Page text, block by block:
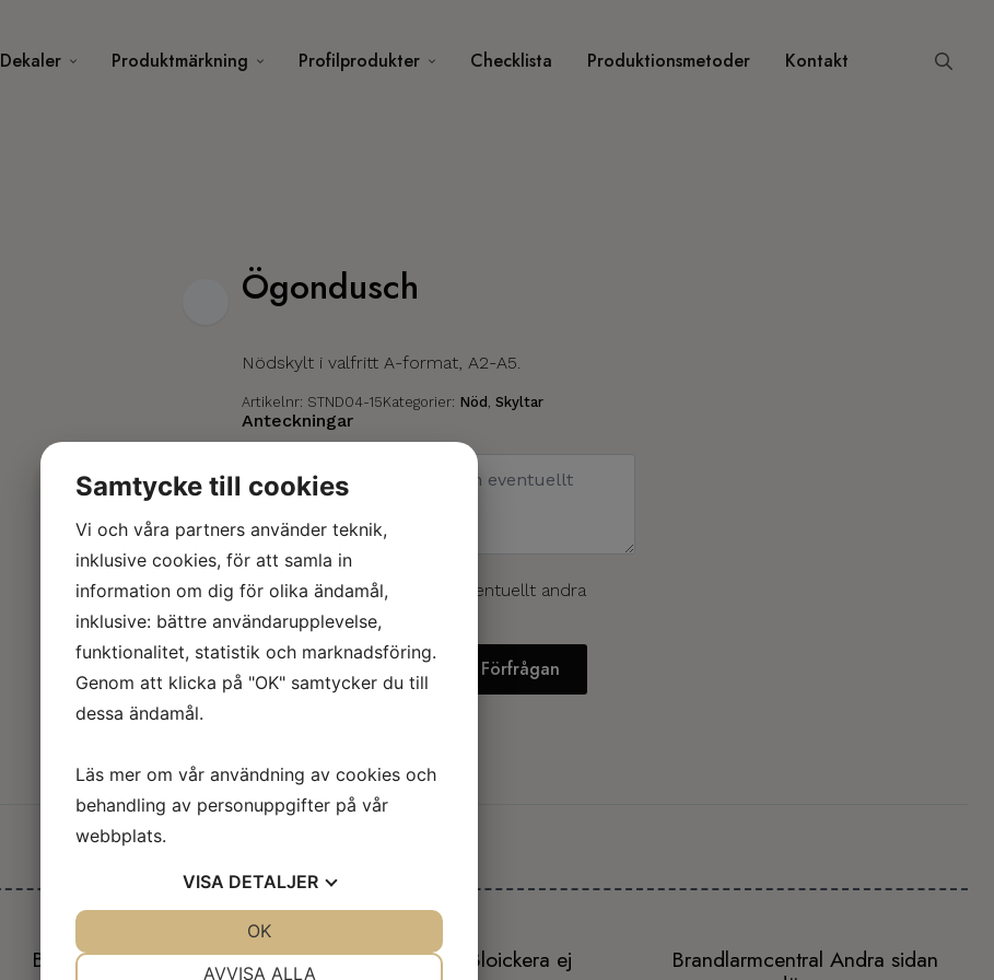
Dekaler Produktmärkning Profilprodukter Checklista Produktionsmetoder Kontakt
Ögondusch
Nödskylt i valfritt A-format, A2-A5.
Artikelnr: STND04-15Kategorier: Nöd , Skyltar
Anteckningar
Skriv storlek, material och eventuellt andra
kommentarer.
Ögondusch
Lägg Till I Min Förfrågan
Relaterade produkter
Brandpost Brandlarmcentral Bloickera ej
Brandlarmcentral Andra sidan
Samtycke till cookies
Vi och våra partners använder teknik,
inklusive cookies, för att samla in
information om dig för olika ändamål,
inklusive: bättre användarupplevelse,
funktionalitet, statistik och marknadsföring.
Genom att klicka på "OK" samtycker du till
dessa ändamål.
Läs mer om vår användning av cookies och
behandling av personuppgifter på vår
webbplats.
VISA DETALJER
AVVISA ALLA
OK